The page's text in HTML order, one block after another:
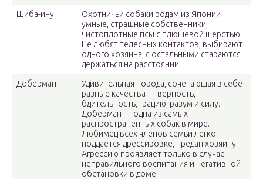
Шиба-ину
Охотничьи собаки родам из Японии
умные, страшные собственники,
чистоплотные псы с плюшевой шерстью.
Не любят телесных контактов, выбирают
одного хозяина, с остальными стараются
держаться на расстоянии.
Доберман
Удивительная порода, сочетающая в себе
разные качества — верность,
бдительность, грацию, разум и силу.
Доберман — одна из самых
распространенных собак в мире.
Любимец всех членов семьи легко
поддается дрессировке, предан хозяину.
Агрессию проявляет только в случае
неправильного воспитания и негативной
обстановки в доме.